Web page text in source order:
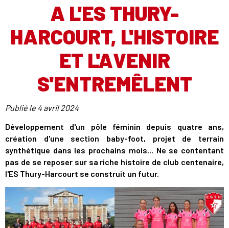
A L'ES THURY-
HARCOURT, L'HISTOIRE
ET L'AVENIR
S'ENTREMÊLENT
Publié le 4 avril 2024
Développement d'un pôle féminin depuis quatre ans,
création d'une section baby-foot, projet de terrain
synthétique dans les prochains mois... Ne se contentant
pas de se reposer sur sa riche histoire de club centenaire,
l'ES Thury-Harcourt se construit un futur.